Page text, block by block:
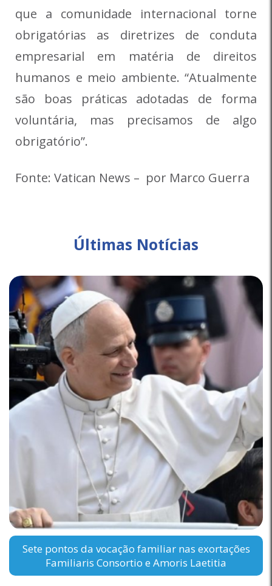
que a comunidade internacional torne
obrigatórias as diretrizes de conduta
empresarial em matéria de direitos
humanos e meio ambiente. “Atualmente
são boas práticas adotadas de forma
voluntária, mas precisamos de algo
obrigatório”.
Fonte: Vatican News – por Marco Guerra
Últimas Notícias
Sete pontos da vocação familiar nas exortações
Familiaris Consortio e Amoris Laetitia